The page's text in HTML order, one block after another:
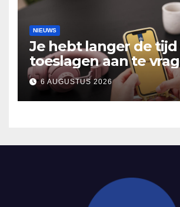
NIEUWS
Je hebt langer de
toeslagen aan te
2025
6 AUGUSTUS 2026